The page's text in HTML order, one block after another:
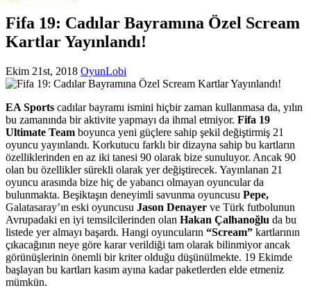
Fifa 19: Cadılar Bayramına Özel Scream
Kartlar Yayınlandı!
Ekim 21st, 2018 OyunLobi
EA Sports cadılar bayramı ismini hiçbir zaman kullanmasa da, yılın
bu zamanında bir aktivite yapmayı da ihmal etmiyor. Fifa 19
Ultimate Team boyunca yeni güçlere sahip şekil değiştirmiş 21
oyuncu yayınlandı. Korkutucu farklı bir dizayna sahip bu kartların
özelliklerinden en az iki tanesi 90 olarak bize sunuluyor. Ancak 90
olan bu özellikler sürekli olarak yer değiştirecek. Yayınlanan 21
oyuncu arasında bize hiç de yabancı olmayan oyuncular da
bulunmakta. Beşiktaşın deneyimli savunma oyuncusu Pepe,
Galatasaray’ın eski oyuncusu Jason Denayer ve Türk futbolunun
Avrupadaki en iyi temsilcilerinden olan Hakan Çalhanoğlu da bu
listede yer almayı başardı. Hangi oyuncuların “Scream” kartlarının
çıkacağının neye göre karar verildiği tam olarak bilinmiyor ancak
görünüşlerinin önemli bir kriter olduğu düşünülmekte. 19 Ekimde
başlayan bu kartları kasım ayına kadar paketlerden elde etmeniz
mümkün.